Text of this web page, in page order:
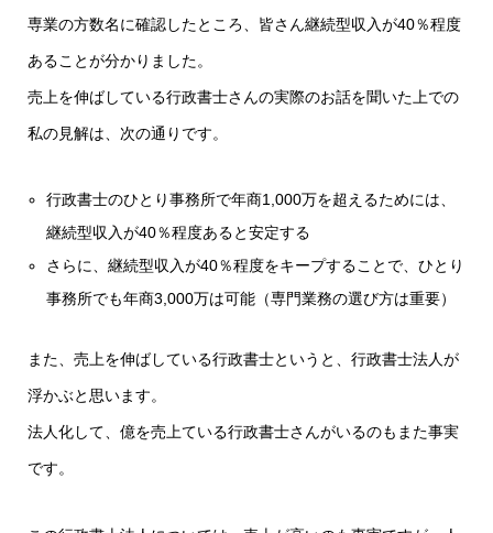
専業の方数名に確認したところ、皆さん継続型収入が40％程度
あることが分かりました。
売上を伸ばしている行政書士さんの実際のお話を聞いた上での
私の見解は、次の通りです。
行政書士のひとり事務所で年商1,000万を超えるためには、
継続型収入が40％程度あると安定する
さらに、継続型収入が40％程度をキープすることで、ひとり
事務所でも年商3,000万は可能（専門業務の選び方は重要）
また、売上を伸ばしている行政書士というと、行政書士法人が
浮かぶと思います。
法人化して、億を売上ている行政書士さんがいるのもまた事実
です。